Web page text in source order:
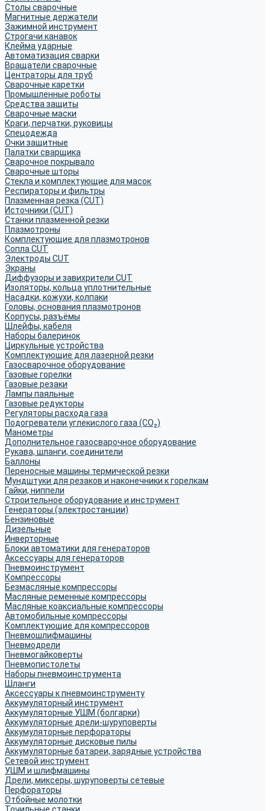
Столы сварочные
Магнитные держатели
Зажимной инструмент
Строгачи канавок
Клейма ударные
Автоматизация сварки
Вращатели сварочные
Центраторы для труб
Сварочные каретки
Промышленные роботы
Средства защиты
Сварочные маски
Краги, перчатки, руковицы
Спецодежда
Очки защитные
Палатки сварщика
Сварочное покрывало
Сварочные шторы
Стекла и комплектующие для масок
Респираторы и фильтры
Плазменная резка (CUT)
Источники (CUT)
Станки плазменной резки
Плазмотроны
Комплектующие для плазмотронов
Сопла CUT
Электроды CUT
Экраны
Диффузоры и завихрители CUT
Изоляторы, кольца уплотнительные
Насадки, кожухи, колпаки
Головы, основания плазмотронов
Корпусы, разъёмы
Шлейфы, кабеля
Наборы балеринок
Циркульные устройства
Комплектующие для лазерной резки
Газосварочное оборудование
Газовые горелки
Газовые резаки
Лампы паяльные
Газовые редукторы
Регуляторы расхода газа
Подогреватели углекислого газа (CO₂)
Манометры
Дополнительное газосварочное оборудование
Рукава, шланги, соединители
Баллоны
Переносные машины термической резки
Мундштуки для резаков и наконечники к горелкам
Гайки, ниппели
Строительное оборудование и инструмент
Генераторы (электростанции)
Бензиновые
Дизельные
Инверторные
Блоки автоматики для генераторов
Аксессуары для генераторов
Пневмоинструмент
Компрессоры
Безмасляные компрессоры
Масляные ременные компрессоры
Масляные коаксиальные компрессоры
Автомобильные компрессоры
Комплектующие для компрессоров
Пневмошлифмашины
Пневмодрели
Пневмогайковерты
Пневмопистолеты
Наборы пневмоинструмента
Шланги
Аксессуары к пневмоинструменту
Аккумуляторный инструмент
Аккумуляторные УШМ (болгарки)
Аккумуляторные дрели-шуруповерты
Аккумуляторные перфораторы
Аккумуляторные дисковые пилы
Аккумуляторные батареи, зарядные устройства
Сетевой инструмент
УШМ и шлифмашины
Дрели, миксеры, шуруповерты сетевые
Перфораторы
Отбойные молотки